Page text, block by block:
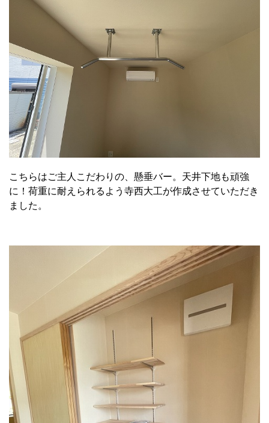
こちらはご主人こだわりの、懸垂バー。天井下地も頑強
に！荷重に耐えられるよう寺西大工が作成させていただき
ました。